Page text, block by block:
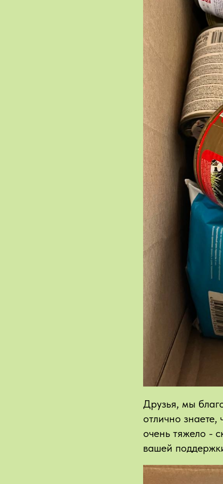
Друзья, мы
отлично
очень тяжело -
вашей